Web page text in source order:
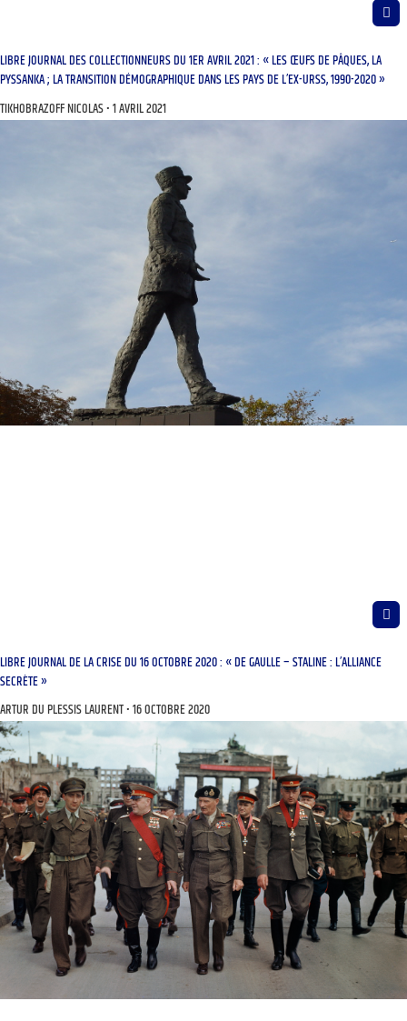
LIBRE JOURNAL DES COLLECTIONNEURS DU 1ER AVRIL 2021 : « LES ŒUFS DE PÂQUES, LA
PYSSANKA ; LA TRANSITION DÉMOGRAPHIQUE DANS LES PAYS DE L’EX-URSS, 1990-2020 »
TIKHOBRAZOFF NICOLAS 1 AVRIL 2021
LIBRE JOURNAL DE LA CRISE DU 16 OCTOBRE 2020 : « DE GAULLE – STALINE : L’ALLIANCE
SECRÈTE »
ARTUR DU PLESSIS LAURENT 16 OCTOBRE 2020